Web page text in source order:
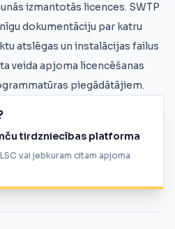
izmantotās licences. SWTP
dokumentāciju par katru
atslēgas un instalācijas failus
veida apjoma licencēšanas
piegādātājiem.
tirdzniecības platforma
vai jebkuram citam apjoma